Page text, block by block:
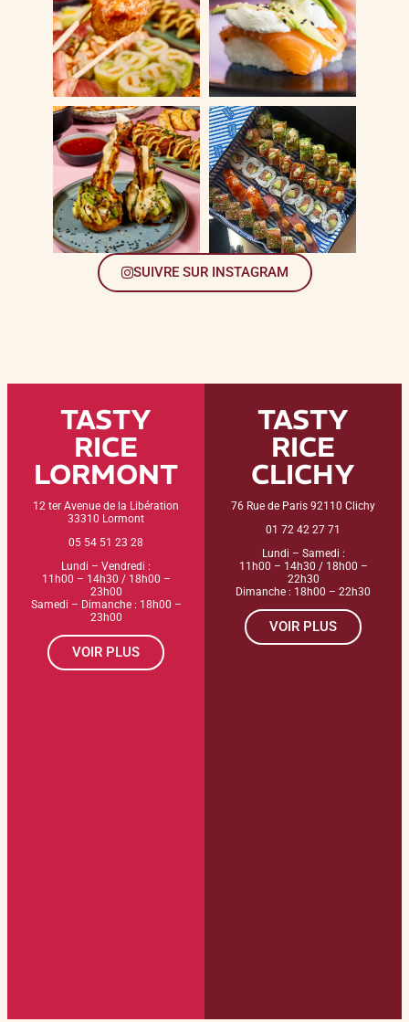
SUIVRE SUR INSTAGRAM
TASTY
RICE
LORMONT
12 ter Avenue de la Libération
33310 Lormont
05 54 51 23 28
Lundi – Vendredi :
11h00 – 14h30 / 18h00 –
23h00
Samedi – Dimanche : 18h00 –
23h00
VOIR PLUS
TASTY
RICE
CLICHY
76 Rue de Paris 92110 Clichy
01 72 42 27 71
Lundi – Samedi :
11h00 – 14h30 / 18h00 –
22h30
Dimanche : 18h00 – 22h30
VOIR PLUS